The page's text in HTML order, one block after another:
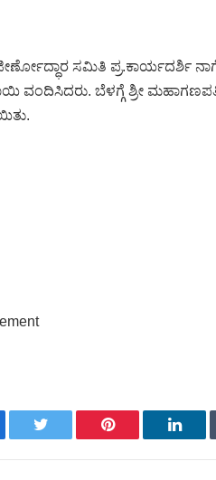
ಸಮಿತಿ ಪ್ರ.ಕಾರ್ಯದರ್ಶಿ
ಬೆಳಗ್ಗೆ ಶ್ರೀ ಮಹಾಗಣಪತಿ
Twitter Pinterest